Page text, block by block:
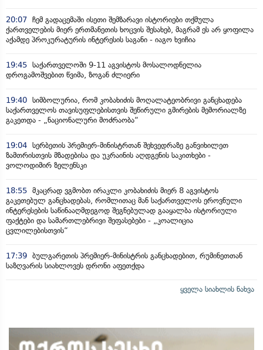
20:07 ჩემ გადაცემაში ისეთი შემზარავი ისტორიები თქმულა
ქართველების მიერ ერთმანეთის ხოცვის შესახებ, მაგრამ ეს არ ყოფილა
აქამდე პროკურატურის ინტერესის საგანი - იაგო ხვიჩია
19:45 საქართველოში 9-11 აგვისტოს მოსალოდნელია
დროგამოშვებით წვიმა, ზოგან ძლიერი
19:40 სიმბოლურია, რომ კობახიძის მოღალატეობრივი განცხადება
საქართველოს თავისუფლებისთვის შეწირული გმირების მემორიალზე
გაკეთდა - „ნაციონალური მოძრაობა“
19:04 სერბეთის პრემიერ-მინისტრთან შეხვედრაზე განვიხილეთ
ზამთრისთვის მზადებისა და უკრაინის აღდგენის საკითხები -
ვოლოდიმირ ზელენსკი
18:55 მკაცრად ვგმობთ ირაკლი კობახიძის მიერ 8 აგვისტოს
გაკეთებულ განცხადებას, რომლითაც მან საქართველოს ეროვნული
ინტერესების საწინააღმდეგოდ შეგნებულად გააყალბა ისტორიული
ფაქტები და სამართლებრივი შეფასებები - „კოალიცია
ცვლილებისთვის“
17:39 ბულგარეთის პრემიერ-მინისტრის განცხადებით, რუმინეთთან
საზღვარის სიახლოვეს დრონი აფეთქდა
ყველა სიახლის ნახვა